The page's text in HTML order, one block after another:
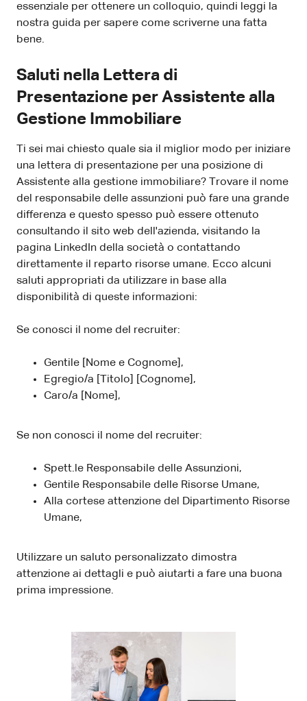
essenziale per ottenere un colloquio, quindi leggi la
nostra guida per sapere come scriverne una fatta
bene.
Saluti nella Lettera di
Presentazione per Assistente alla
Gestione Immobiliare
Ti sei mai chiesto quale sia il miglior modo per iniziare
una lettera di presentazione per una posizione di
Assistente alla gestione immobiliare? Trovare il nome
del responsabile delle assunzioni può fare una grande
differenza e questo spesso può essere ottenuto
consultando il sito web dell'azienda, visitando la
pagina LinkedIn della società o contattando
direttamente il reparto risorse umane. Ecco alcuni
saluti appropriati da utilizzare in base alla
disponibilità di queste informazioni:
Se conosci il nome del recruiter:
Gentile [Nome e Cognome],
Egregio/a [Titolo] [Cognome],
Caro/a [Nome],
Se non conosci il nome del recruiter:
Spett.le Responsabile delle Assunzioni,
Gentile Responsabile delle Risorse Umane,
Alla cortese attenzione del Dipartimento Risorse
Umane,
Utilizzare un saluto personalizzato dimostra
attenzione ai dettagli e può aiutarti a fare una buona
prima impressione.